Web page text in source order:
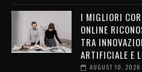
I MIGLIORI
ONLINE
TRA
ARTIFICIALE E
AUGUST 10, 2026